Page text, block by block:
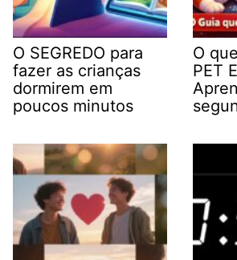
O SEGREDO para
fazer as crianças
dormirem em
poucos minutos
O
PET